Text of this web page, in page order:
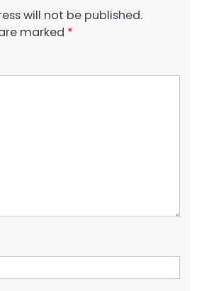
will not be published.
marked *